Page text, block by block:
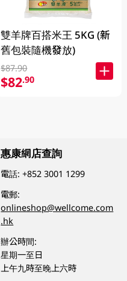
雙羊牌百搭米王 5KG (新
舊包裝隨機發放)
$87.90
$82.90
惠康網店查詢
電話:+852 3001 1299
電郵:
onlineshop@wellcome.com
.hk
辦公時間:
星期一至日
上午九時至晚上六時